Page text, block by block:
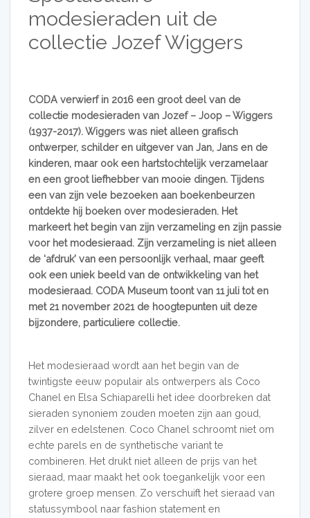
modesieraden uit de
collectie Jozef Wiggers
CODA verwierf in 2016 een groot deel van de
collectie modesieraden van Jozef – Joop – Wiggers
(1937-2017). Wiggers was niet alleen grafisch
ontwerper, schilder en uitgever van Jan, Jans en de
kinderen, maar ook een hartstochtelijk verzamelaar
en een groot liefhebber van mooie dingen. Tijdens
een van zijn vele bezoeken aan boekenbeurzen
ontdekte hij boeken over modesieraden. Het
markeert het begin van zijn verzameling en zijn passie
voor het modesieraad. Zijn verzameling is niet alleen
de ‘afdruk’ van een persoonlijk verhaal, maar geeft
ook een uniek beeld van de ontwikkeling van het
modesieraad. CODA Museum toont van 11 juli tot en
met 21 november 2021 de hoogtepunten uit deze
bijzondere, particuliere collectie.
Het modesieraad wordt aan het begin van de
twintigste eeuw populair als ontwerpers als Coco
Chanel en Elsa Schiaparelli het idee doorbreken dat
sieraden synoniem zouden moeten zijn aan goud,
zilver en edelstenen. Coco Chanel schroomt niet om
echte parels en de synthetische variant te
combineren. Het drukt niet alleen de prijs van het
sieraad, maar maakt het ook toegankelijk voor een
grotere groep mensen. Zo verschuift het sieraad van
statussymbool naar fashion statement en